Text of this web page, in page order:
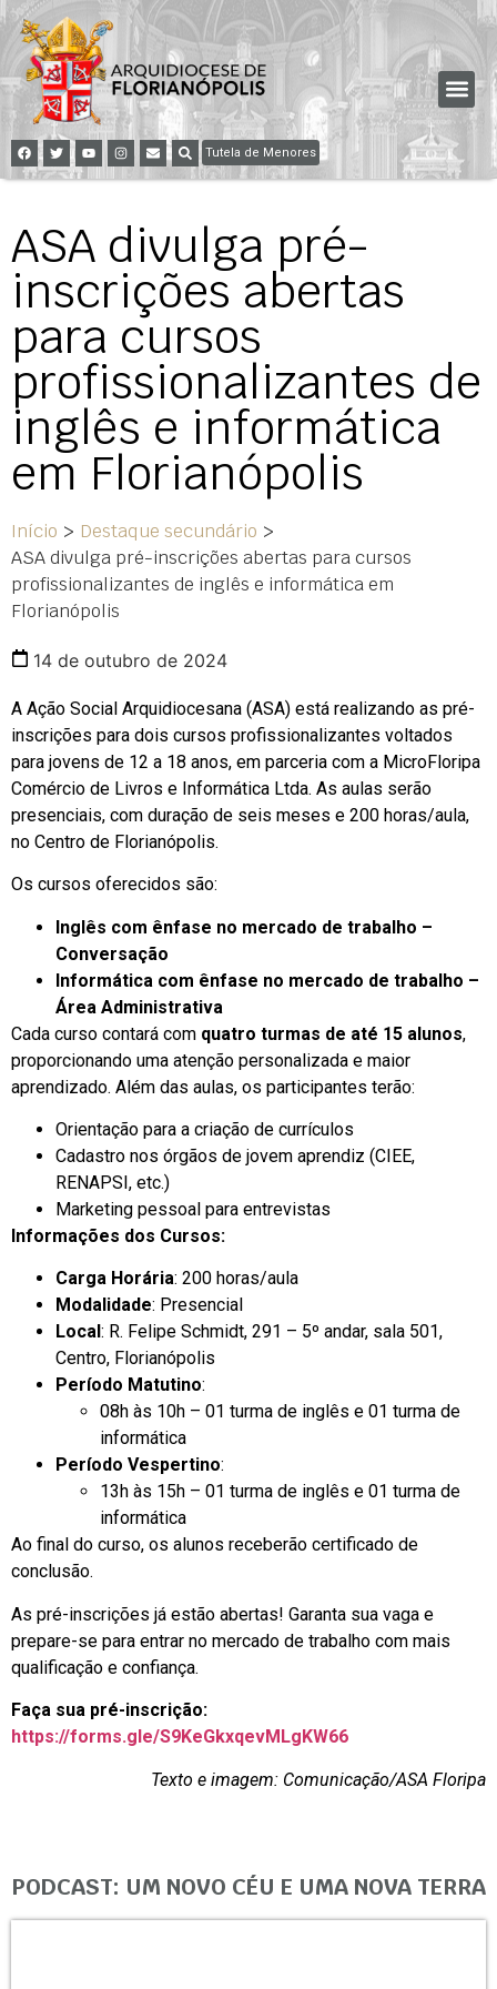
Tutela de Menores
ASA divulga pré-
inscrições abertas
para cursos
profissionalizantes de
inglês e informática
em Florianópolis
Início > Destaque secundário >
ASA divulga pré-inscrições abertas para cursos
profissionalizantes de inglês e informática em
Florianópolis
14 de outubro de 2024
A Ação Social Arquidiocesana (ASA) está realizando as pré-
inscrições para dois cursos profissionalizantes voltados
para jovens de 12 a 18 anos, em parceria com a MicroFloripa
Comércio de Livros e Informática Ltda. As aulas serão
presenciais, com duração de seis meses e 200 horas/aula,
no Centro de Florianópolis.
Os cursos oferecidos são:
Inglês com ênfase no mercado de trabalho –
Conversação
Informática com ênfase no mercado de trabalho –
Área Administrativa
Cada curso contará com quatro turmas de até 15 alunos,
proporcionando uma atenção personalizada e maior
aprendizado. Além das aulas, os participantes terão:
Orientação para a criação de currículos
Cadastro nos órgãos de jovem aprendiz (CIEE,
RENAPSI, etc.)
Marketing pessoal para entrevistas
Informações dos Cursos:
Carga Horária: 200 horas/aula
Modalidade: Presencial
Local : R. Felipe Schmidt, 291 – 5º andar, sala 501,
Centro, Florianópolis
Período Matutino:
08h às 10h – 01 turma de inglês e 01 turma de
informática
Período Vespertino:
13h às 15h – 01 turma de inglês e 01 turma de
informática
Ao final do curso, os alunos receberão certificado de
conclusão.
As pré-inscrições já estão abertas! Garanta sua vaga e
prepare-se para entrar no mercado de trabalho com mais
qualificação e confiança.
Faça sua pré-inscrição:
https://forms.gle/S9KeGkxqevMLgKW66
Texto e imagem: Comunicação/ASA Floripa
PODCAST: UM NOVO CÉU E UMA NOVA TERRA